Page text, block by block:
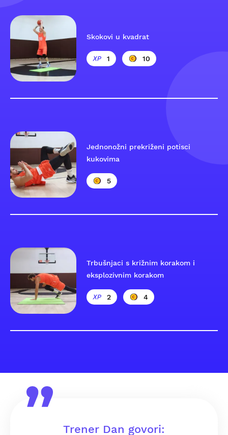
Skokovi u kvadrat
1 10
Jednonožni prekriženi potisci
kukovima
5
Trbušnjaci s križnim korakom i
eksplozivnim korakom
2 4
Trener Dan govori: